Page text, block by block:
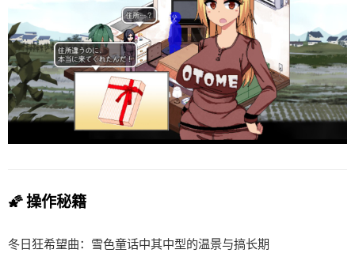
🌠 操作秘籍
冬日狂希望曲：雪色童话中其中型的温景与搞长期